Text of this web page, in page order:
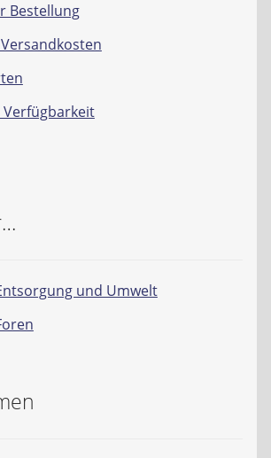
Bestellung
Verfügbarkeit
und Umwelt